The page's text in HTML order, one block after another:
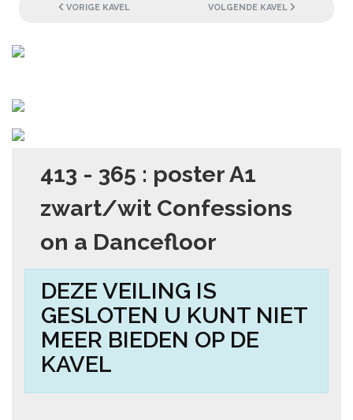
VORIGE KAVEL VOLGENDE KAVEL
413 - 365 : poster A1
zwart/wit Confessions
on a Dancefloor
DEZE VEILING IS
GESLOTEN U KUNT NIET
MEER BIEDEN OP DE
KAVEL